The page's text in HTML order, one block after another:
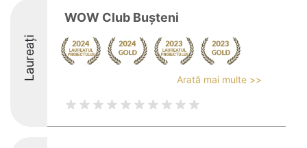
Laureați
WOW Club Bușteni
Arată mai multe >>